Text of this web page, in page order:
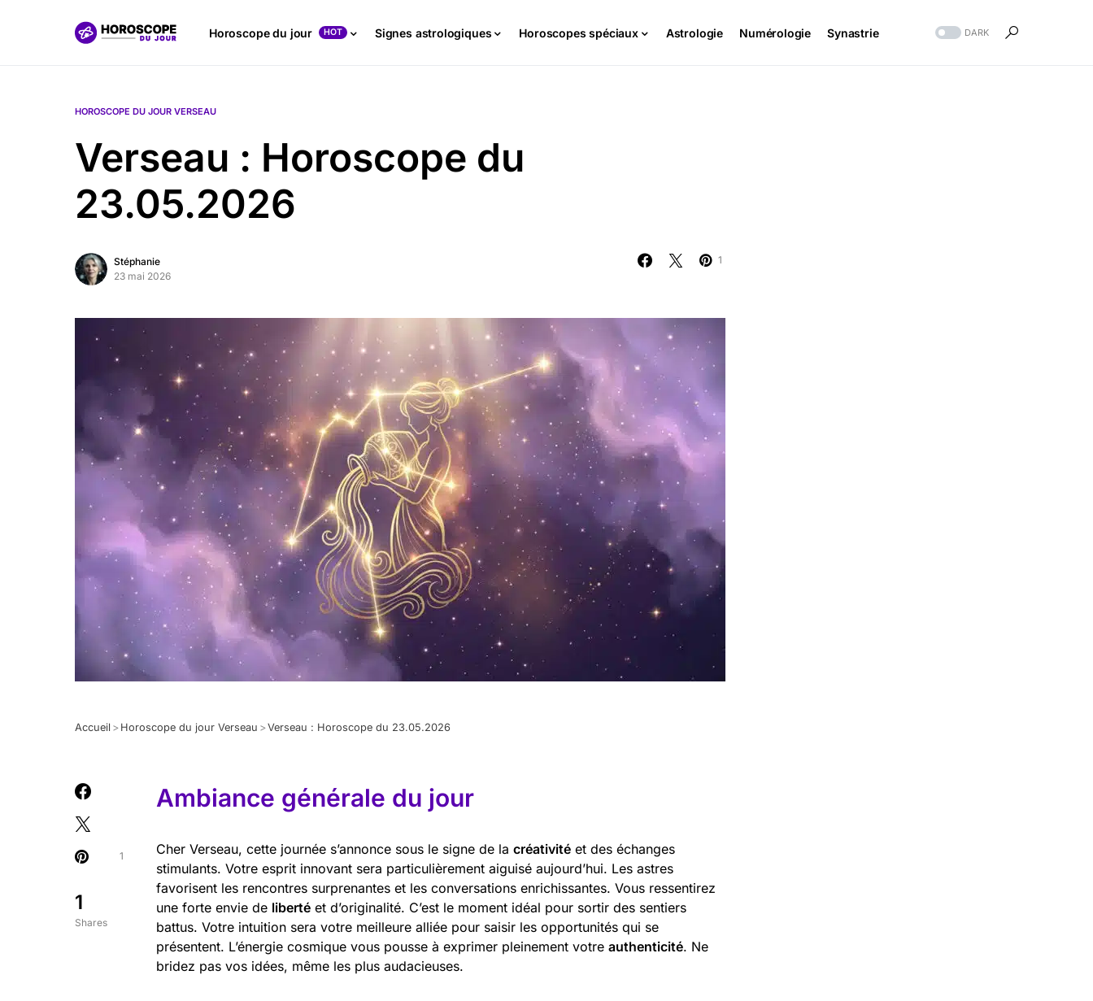
Horoscope du jour HOT Signes astrologiques Horoscopes spéciaux Astrologie Numérologie Synastrie DARK
HOROSCOPE DU JOUR VERSEAU
Verseau : Horoscope du
23.05.2026
Stéphanie
23 mai 2026
1
Accueil > Horoscope du jour Verseau >Verseau : Horoscope du 23.05.2026
1
Shares
1
Ambiance générale du jour
Cher Verseau, cette journée s’annonce sous le signe de la créativité et des échanges
stimulants. Votre esprit innovant sera particulièrement aiguisé aujourd’hui. Les astres
favorisent les rencontres surprenantes et les conversations enrichissantes. Vous ressentirez
une forte envie de liberté et d’originalité. C’est le moment idéal pour sortir des sentiers
battus. Votre intuition sera votre meilleure alliée pour saisir les opportunités qui se
présentent. L’énergie cosmique vous pousse à exprimer pleinement votre authenticité. Ne
bridez pas vos idées, même les plus audacieuses.